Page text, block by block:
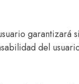
garantizará
del